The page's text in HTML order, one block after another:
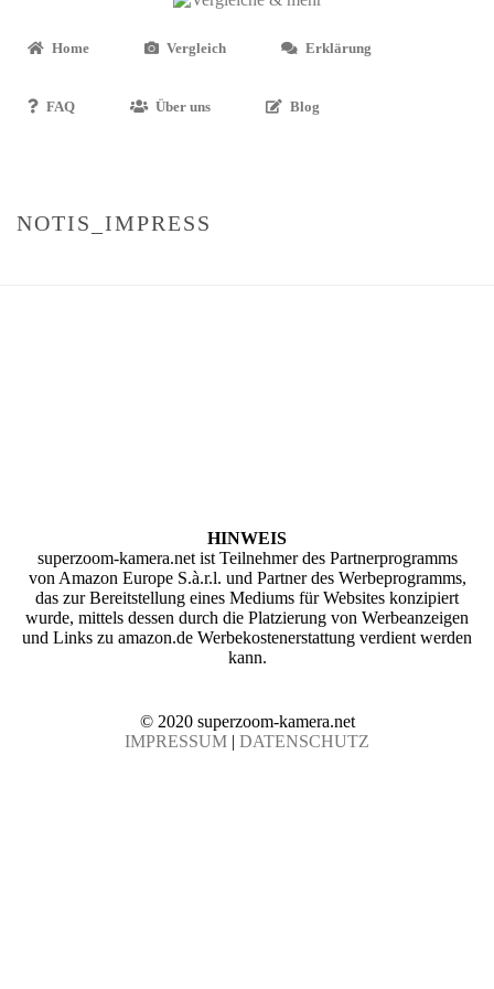
Home Vergleich Erklärung
FAQ Über uns Blog
NOTIS_IMPRESS
HINWEIS
superzoom-kamera.net ist Teilnehmer des Partnerprogramms
von Amazon Europe S.à.r.l. und Partner des Werbeprogramms,
das zur Bereitstellung eines Mediums für Websites konzipiert
wurde, mittels dessen durch die Platzierung von Werbeanzeigen
und Links zu amazon.de Werbekostenerstattung verdient werden
kann.
© 2020 superzoom-kamera.net
IMPRESSUM | DATENSCHUTZ